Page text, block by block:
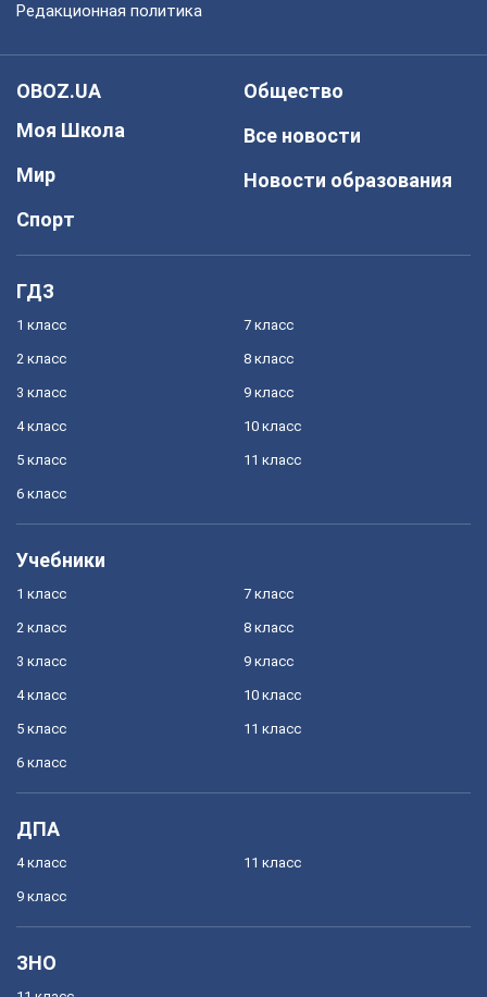
Редакционная политика
OBOZ.UA
Моя Школа
Мир
Спорт
Общество
Все новости
Новости образования
ГДЗ
1 класс
2 класс
3 класс
4 класс
5 класс
6 класс
7 класс
8 класс
9 класс
10 класс
11 класс
Учебники
1 класс
2 класс
3 класс
4 класс
5 класс
6 класс
7 класс
8 класс
9 класс
10 класс
11 класс
ДПА
4 класс
9 класс
11 класс
ЗНО